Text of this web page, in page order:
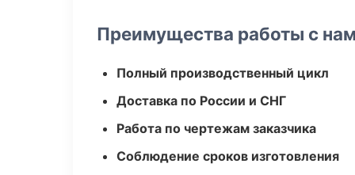
Преимущества работы с
Полный производственный цикл
Доставка по России и СНГ
Работа по чертежам заказчика
Соблюдение сроков изготовления